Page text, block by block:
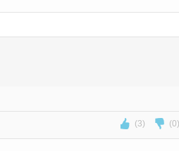
(3) (0)